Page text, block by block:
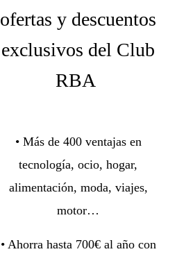
ofertas y descuentos
exclusivos del Club
RBA
• Más de 400 ventajas en
tecnología, ocio, hogar,
alimentación, moda, viajes,
motor…
• Ahorra hasta 700€ al año con